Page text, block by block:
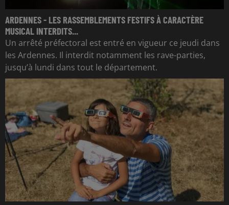
ARDENNES - LES RASSEMBLEMENTS FESTIFS À CARACTÈRE
MUSICAL INTERDITS...
Un arrêté préfectoral est entré en vigueur ce jeudi dans
les Ardennes. Il interdit notamment les rave-parties,
jusqu’à lundi dans tout le département.